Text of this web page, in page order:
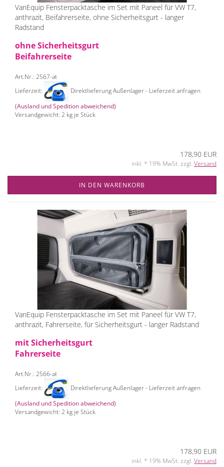
VanEquip Fensterpacktasche im Set mit Paneel für VW T7,
anthrazit, Beifahrerseite, ohne Sicherheitsgurt - langer
Radstand
ohne Sicherheitsgurt
Beifahrerseite
Art.Nr.: 2567-at
Lieferzeit:
Direktlieferung Außenlager - Lieferzeit anfragen
(Ausland und Spedition abweichend)
Versandgewicht: 2 kg je Stück
178,90 EUR
inkl. * 19% MwSt. zzgl. Versand
IN DEN WARENKORB
VanEquip Fensterpacktasche im Set mit Paneel für VW T7,
anthrazit, Fahrerseite, für Sicherheitsgurt - langer Radstand
mit Sicherheitsgurt
Fahrerseite
Art.Nr.: 2566-at
Lieferzeit:
Direktlieferung Außenlager - Lieferzeit anfragen
(Ausland und Spedition abweichend)
Versandgewicht: 2 kg je Stück
178,90 EUR
inkl. * 19% MwSt. zzgl. Versand